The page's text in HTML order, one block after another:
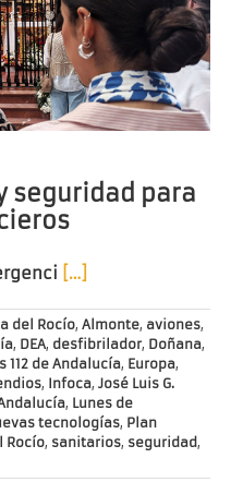
seguridad para
[…]
del Rocío, Almonte, aviones,
, DEA, desfibrilador, Doñana,
112 de Andalucía, Europa,
, Infoca, José Luis G.
, Lunes de
tecnologías, Plan
Rocío, sanitarios, seguridad ,